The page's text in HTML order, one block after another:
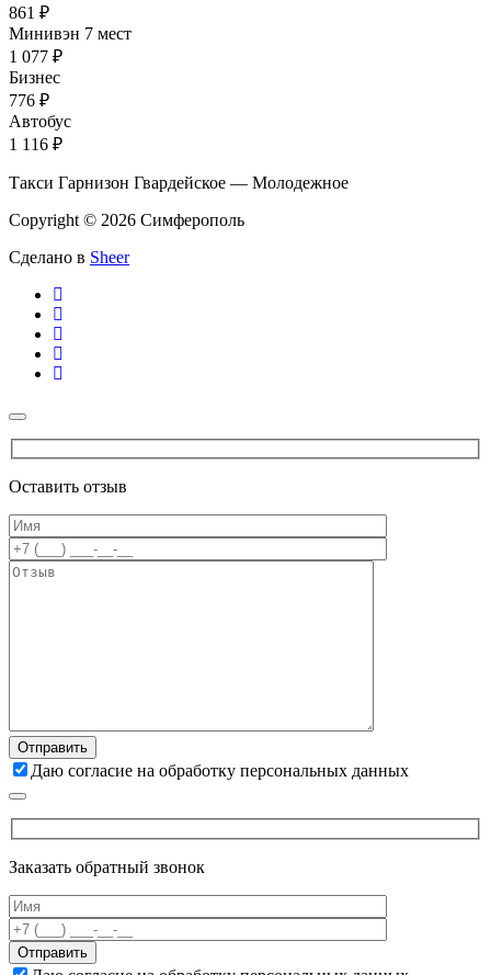
861 ₽
Минивэн 7 мест
1 077 ₽
Бизнес
776 ₽
Автобус
1 116 ₽
Такси Гарнизон Гвардейское — Молодежное
Copyright © 2026 Симферополь
Сделано в Sheer
Оставить отзыв
Даю согласие на обработку персональных данных
Заказать обратный звонок